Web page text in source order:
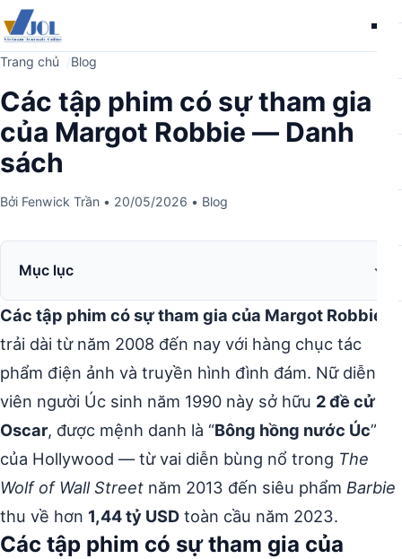
Trang chủ Blog
Các tập phim có sự tham gia
của Margot Robbie — Danh
sách
Bởi Fenwick Trần • 20/05/2026 • Blog
Mục lục
Các tập phim có sự tham gia của Margot Robbie
trải dài từ năm 2008 đến nay với hàng chục tác
phẩm điện ảnh và truyền hình đình đám. Nữ diễn
viên người Úc sinh năm 1990 này sở hữu 2 đề cử
Oscar, được mệnh danh là “Bông hồng nước Úc”
của Hollywood — từ vai diễn bùng nổ trong The
Wolf of Wall Street năm 2013 đến siêu phẩm Barbie
thu về hơn 1,44 tỷ USD toàn cầu năm 2023.
Các tập phim có sự tham gia của